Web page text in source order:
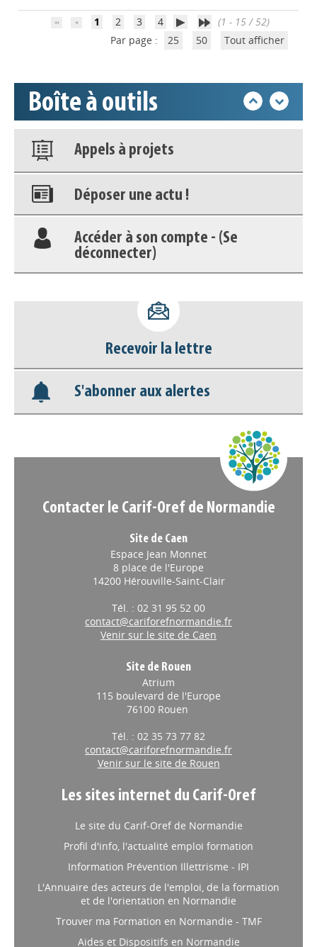
1 2 3 4
(1 - 15 / 52)
Par page :
25 50 Tout afficher
Boîte à outils
déconnecter)
Nos veilles Scoop.it
Appels à projets
Déposer une actu !
Accéder à son compte - (Se
déconnecter)
Nos veilles Scoop.it
Appels à projets
Recevoir la lettre
S'abonner aux alertes
Contacter le Carif-Oref de Normandie
Site de Caen
Espace Jean Monnet
8 place de l'Europe
14200 Hérouville-Saint-Clair
Tél. : 02 31 95 52 00
contact@cariforefnormandie.fr
Venir sur le site de Caen
Site de Rouen
Atrium
115 boulevard de l'Europe
76100 Rouen
Tél. : 02 35 73 77 82
contact@cariforefnormandie.fr
Venir sur le site de Rouen
Les sites internet du Carif-Oref
Le site du Carif-Oref de Normandie
Profil d'info, l'actualité emploi formation
Information Prévention Illettrisme - IPI
L'Annuaire des acteurs de l'emploi, de la formation
et de l'orientation en Normandie
Trouver ma Formation en Normandie - TMF
Aides et Dispositifs en Normandie